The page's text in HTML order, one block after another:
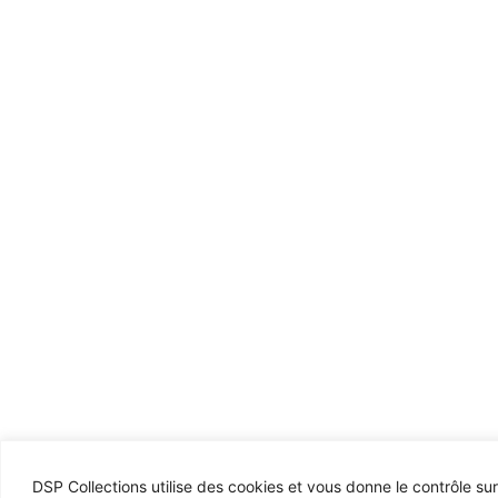
DSP Collections utilise des cookies et vous donne le contrôle